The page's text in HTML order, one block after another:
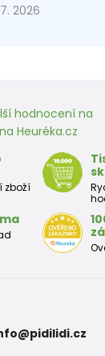
2026
hodnocení na
na Heuréka.cz
zboží